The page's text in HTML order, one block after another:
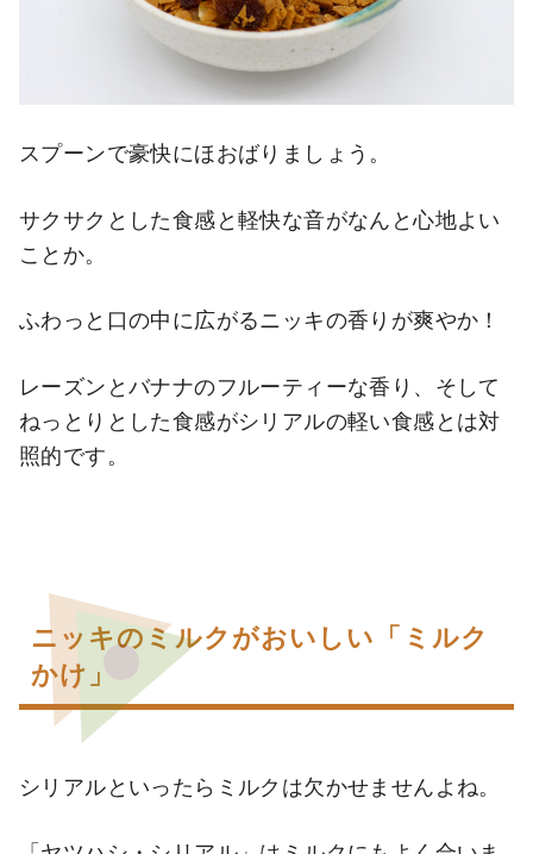
スプーンで豪快にほおばりましょう。
サクサクとした食感と軽快な音がなんと心地よい
ことか。
ふわっと口の中に広がるニッキの香りが爽やか！
レーズンとバナナのフルーティーな香り、そして
ねっとりとした食感がシリアルの軽い食感とは対
照的です。
ニッキのミルクがおいしい「ミルク
かけ」
シリアルといったらミルクは欠かせませんよね。